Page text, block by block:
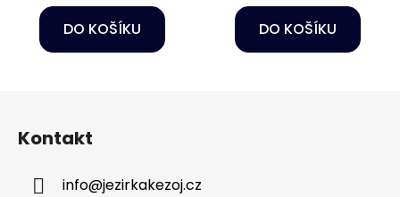
DO KOŠÍKU DO KOŠÍKU
Kontakt
info@jezirkakezoj.cz